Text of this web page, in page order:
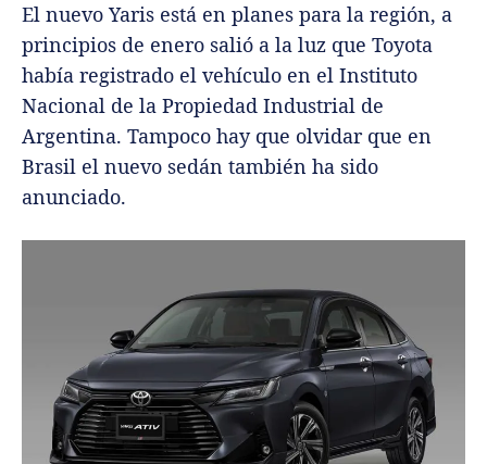
El nuevo Yaris está en planes para la región, a
principios de enero salió a la luz que Toyota
había registrado el vehículo en el Instituto
Nacional de la Propiedad Industrial de
Argentina. Tampoco hay que olvidar que en
Brasil el nuevo sedán también ha sido
anunciado.